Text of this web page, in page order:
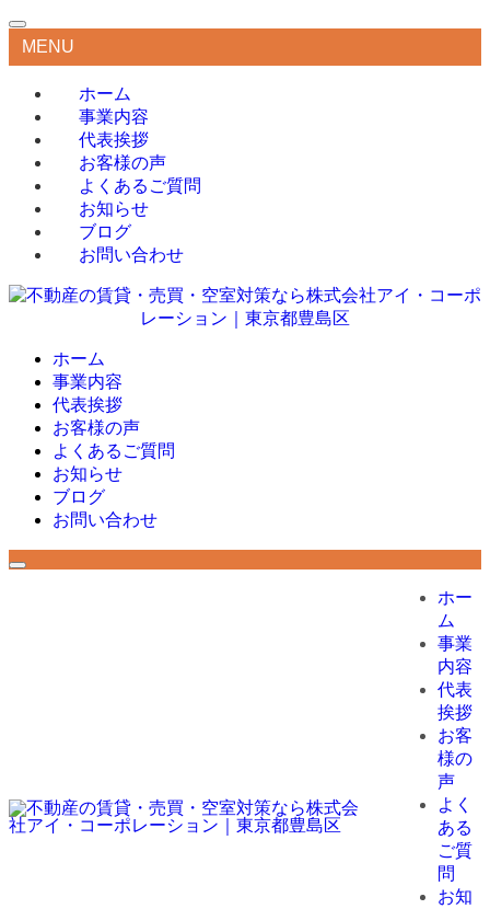
MENU
ホーム
事業内容
代表挨拶
お客様の声
よくあるご質問
お知らせ
ブログ
お問い合わせ
ホーム
事業内容
代表挨拶
お客様の声
よくあるご質問
お知らせ
ブログ
お問い合わせ
ホー
ム
事業
内容
代表
挨拶
お客
様の
声
よく
ある
ご質
問
お知